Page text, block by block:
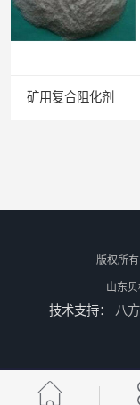
复合液
版权所
山东
技术支持： 八